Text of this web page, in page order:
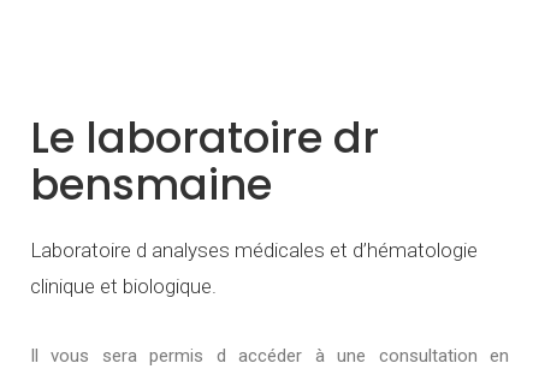
Le laboratoire dr
bensmaine
Laboratoire d analyses médicales et d’hématologie
clinique et biologique.
Il vous sera permis d accéder à une consultation en